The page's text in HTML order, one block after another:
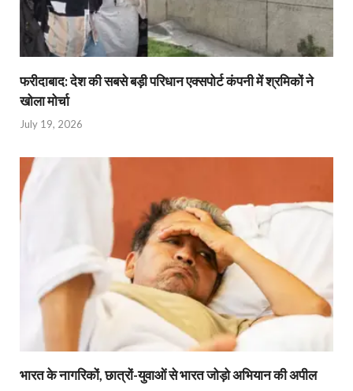
फरीदाबाद: देश की सबसे बड़ी परिधान एक्सपोर्ट कंपनी में श्रमिकों ने
खोला मोर्चा
July 19, 2026
भारत के नागरिकों, छात्रों-युवाओं से भारत जोड़ो अभियान की अपील